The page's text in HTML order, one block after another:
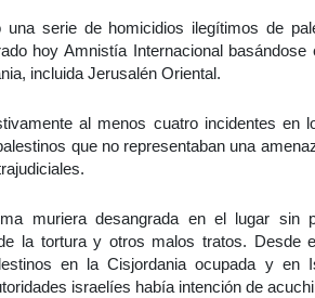
serie de homicidios ilegítimos de
hoy Amnistía Internacional
incluida Jerusalén Oriental.
al menos cuatro incidentes en
que no representaban una
muriera desangrada en el lugar sin
la tortura y otros malos tratos. Desde
en la Cisjordania ocupada y en
israelíes había intención de